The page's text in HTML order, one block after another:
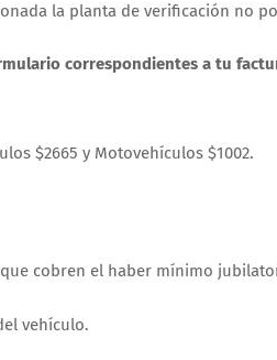
la planta de verificación no
correspondientes a tu
$2665 y Motovehículos $1002.
cobren el haber mínimo
vehículo.